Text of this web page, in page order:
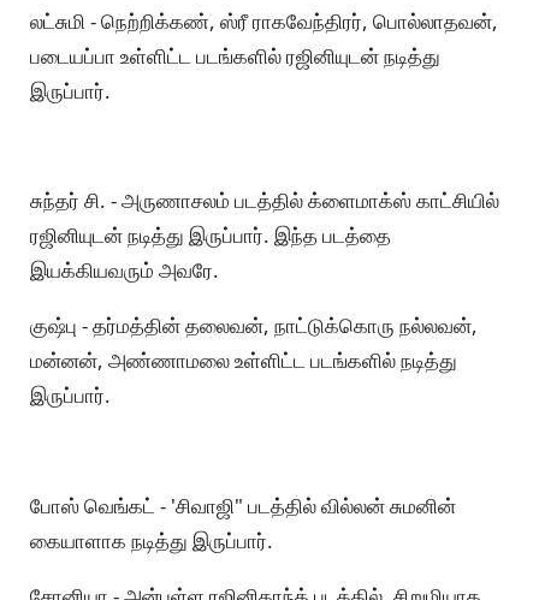
லட்சுமி - நெற்றிக்கண், ஸ்ரீ ராகவேந்திரர், பொல்லாதவன்,
படையப்பா உள்ளிட்ட படங்களில் ரஜினியுடன் நடித்து
இருப்பார்.
சுந்தர் சி. - அருணாசலம் படத்தில் க்ளைமாக்ஸ் காட்சியில்
ரஜினியுடன் நடித்து இருப்பார். இந்த படத்தை
இயக்கியவரும் அவரே.
குஷ்பு - தர்மத்தின் தலைவன், நாட்டுக்கொரு நல்லவன்,
மன்னன், அண்ணாமலை உள்ளிட்ட படங்களில் நடித்து
இருப்பார்.
போஸ் வெங்கட் - 'சிவாஜி" படத்தில் வில்லன் சுமனின்
கையாளாக நடித்து இருப்பார்.